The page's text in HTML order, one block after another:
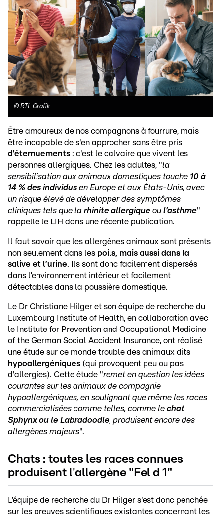
© RTL Grafik
Être amoureux de nos compagnons à fourrure, mais
être incapable de s'en approcher sans être pris
d'éternuements : c'est le calvaire que vivent les
personnes allergiques. Chez les adultes, "la
sensibilisation aux animaux domestiques touche 10 à
14 % des individus en Europe et aux États-Unis, avec
un risque élevé de développer des symptômes
cliniques tels que la rhinite allergique ou l’asthme"
rappelle le LIH dans une récente publication.
Il faut savoir que les allergènes animaux sont présents
non seulement dans les poils, mais aussi dans la
salive et l’urine. Ils sont donc facilement dispersés
dans l’environnement intérieur et facilement
détectables dans la poussière domestique.
Le Dr Christiane Hilger et son équipe de recherche du
Luxembourg Institute of Health, en collaboration avec
le Institute for Prevention and Occupational Medicine
of the German Social Accident Insurance, ont réalisé
une étude sur ce monde trouble des animaux dits
hypoallergéniques (qui provoquent peu ou pas
d'allergies). Cette étude "remet en question les idées
courantes sur les animaux de compagnie
hypoallergéniques, en soulignant que même les races
commercialisées comme telles, comme le chat
Sphynx ou le Labradoodle, produisent encore des
allergènes majeurs".
Chats : toutes les races connues
produisent l'allergène "Fel d 1"
L’équipe de recherche du Dr Hilger s'est donc penchée
sur les preuves scientifiques existantes concernant les